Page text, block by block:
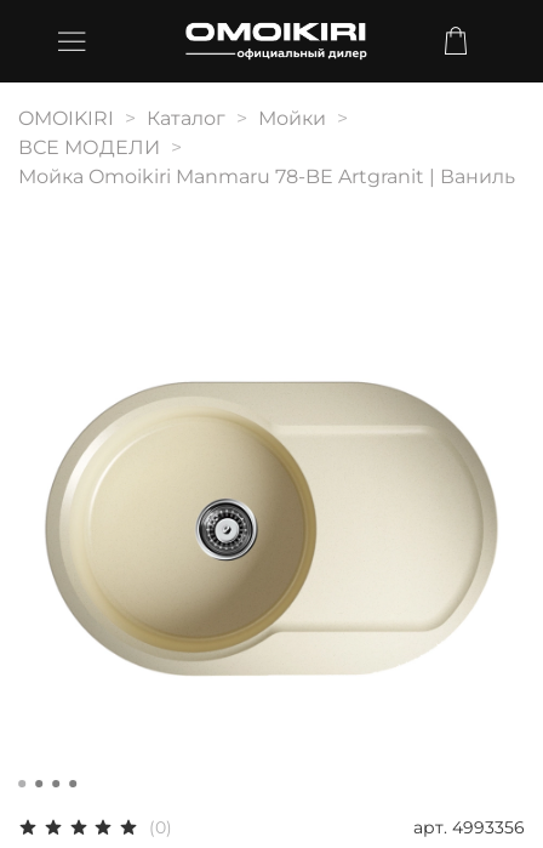
OMOIKIRI Каталог
Мойки
ВСЕ МОДЕЛИ
Мойка Omoikiri Manmaru 78-BE Artgranit | Ваниль
(0) арт. 4993356